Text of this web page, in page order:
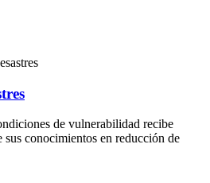
de vulnerabilidad recibe
conocimientos en reducción de